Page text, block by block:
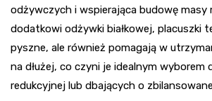
odżywczych i wspierająca budowę masy
dodatkowi odżywki białkowej, placuszki
pyszne, ale również pomagają w
na dłużej, co czyni je idealnym wyborem
redukcyjnej lub dbających o